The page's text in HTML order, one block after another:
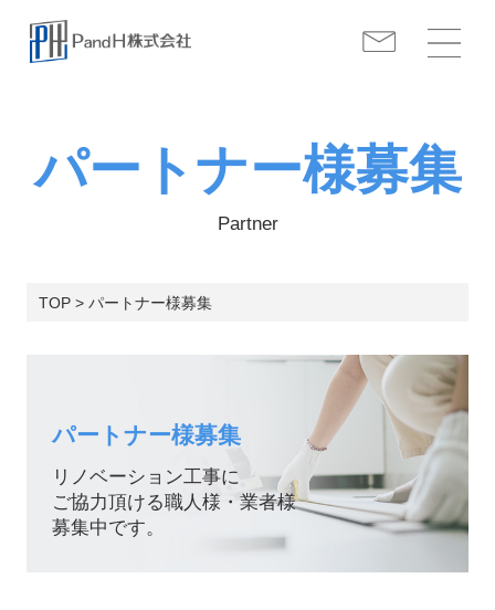
パートナー様募集
Partner
TOP > パートナー様募集
パートナー様募集
リノベーション工事に
ご協力頂ける職人様・業者様
募集中です。